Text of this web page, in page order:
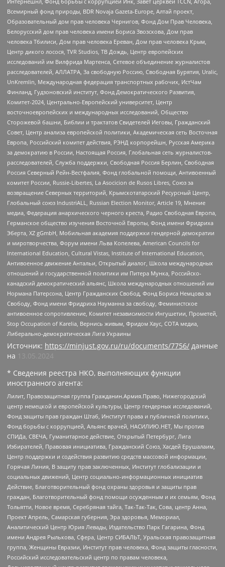
Всемирный фонд природы, BDR Novaja Gazeta-Europe, Алтай проект,
Образовательный дом прав человека Чернигов, Фонд Дом Прав Человека,
Белорусский дом прав человека имени Бориса Звозскова, Дом прав
человека Тбилиси, Дом прав человека Ереван, Дом прав человека Крым,
Центр дикого лосося, TVR Studios, ТВ Дождь, Центр европейских
исследований им Вилфрида Мартенса, Сетевое объединение журналистов
расследователей, АЛЛАТРА, За свободную Россию, Свободная Бурятия, Uralic,
UnKremlin, Международная федерация транспортных рабочих, ИстЧам
Финланд, Гудзоновский институт, Фонд Демократического Развития,
Комитет-2024, Центрально-Европейский университет, Центр
восточноевропейских и международных исследований, Общество
Сторожевой башни, Библии и трактатов Свидетелей Иеговы, Гражданский
Совет, Центр анализа европейской политики, Академическая сеть Восточная
Европа, Российский комитет действия, РЭНД корпорейшн, Русская Америка
за демократию в России, Настоящая Россия, Глобальная сеть журналистов-
расследователей, Служба поддержки, Свободная Россия Берлин, Свободная
Россия Северный Рейн-Вестфалия, Фонд глобальной помощи, Антивоенный
комитет России, Russie-Libertes, La Asocicion de Rusos Libres, Союз за
возвращение Северных территорий, Крымскотатарский Ресурсный Центр,
Глобальный союз IndustriALL, Russian Election Monitor, Article 19, Мнение
медиа, Федерация анархического черного креста, Радио Свободная Европа,
Германское общество изучения Восточной Европы, Фонд имени Фридриха
Эберта, XZ gGmbH, Мобильная академия поддержки гендерной демократии
и миротворчества, Форум имени Льва Копелева, American Councils for
International Education, Cultural Vistas, Institute of International Education,
Антивоенное движение Антальи, Открытый диалог, Школа международных
отношений и государственной политики им Питера Мунка, Российско-
канадский демократический альянс, Школа международных отношений им
Нормана Патерсона, Центр Гражданских Свобод, Фонд Бориса Немцова за
Свободу, Фонд имени Фридриха Науманна за свободу, Феминистское
антивоенное сопротивление, Комитет независимости Ингушетии, Прометей,
Stop Occupation of Karelia, Вернись живым, Фридом Хаус, СОТА медиа,
Либерально-демократическая Лига Украины
Источник: https://minjust.gov.ru/ru/documents/7756/ данные
на
13.05.2024
* Сведения реестра НКО, выполняющих функции
иностранного агента:
Лилит, Правозащитная группа Гражданин.Армия.Право, Нижегородский
центр немецкой и европейской культуры, Центр гендерных исследований,
Фонд защиты прав граждан Штаб, Институт права и публичной политики,
Фонд борьбы с коррупцией, Альянс врачей, НАСИЛИЮ.НЕТ, Мы против
СПИДа, СВЕЧА, Гуманитарное действие, Открытый Петербург, Лига
Избирателей, Правовая инициатива, Гражданский Союз, Хасдей Ерушалаим,
Центр поддержки и содействия развитию средств массовой информации,
Горячая Линия, В защиту прав заключенных, Институт глобализации и
социальных движений, Центр социально-информационных инициатив
Действие, Благотворительный фонд охраны здоровья и защиты прав
граждан, Благотворительный фонд помощи осужденным и их семьям, Фонд
Тольятти, Новое время, Серебряная тайга, Так-Так-Так, Сова, центр Анна,
Проект Апрель, Самарская губерния, Эра здоровья, Мемориал,
Аналитический Центр Юрия Левады, Издательство Парк Гагарина, Фонд
имени Андрея Рылькова, Сфера, Центр СИБАЛЬТ, Уральская правозащитная
группа, Женщины Евразии, Институт прав человека, Фонд защиты гласности,
Российский исследовательский центр по правам человека,